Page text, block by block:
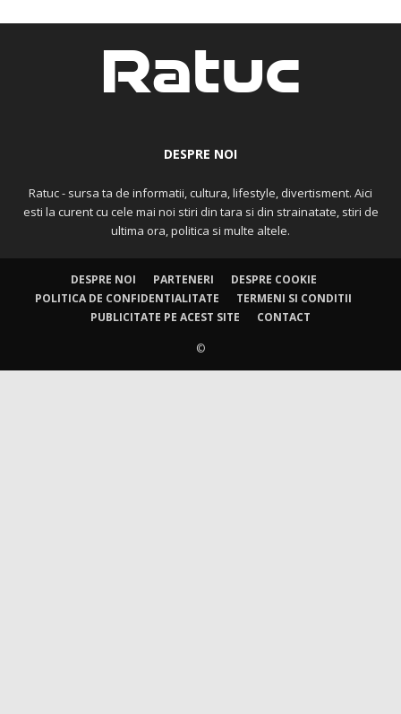
DESPRE NOI
Ratuc - sursa ta de informatii, cultura, lifestyle, divertisment. Aici
esti la curent cu cele mai noi stiri din tara si din strainatate, stiri de
ultima ora, politica si multe altele.
DESPRE NOI PARTENERI
DESPRE COOKIE
POLITICA DE CONFIDENTIALITATE
TERMENI SI CONDITII
PUBLICITATE PE ACEST SITE
CONTACT
©